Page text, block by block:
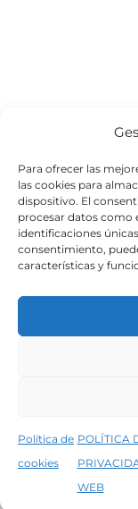
Para ofrecer las
las cookies para
dispositivo. El
procesar datos como
identificaciones
consentimiento,
características y
Política de
cookies
POLÍTICA
WEB
5% de descuento en tu
©2026